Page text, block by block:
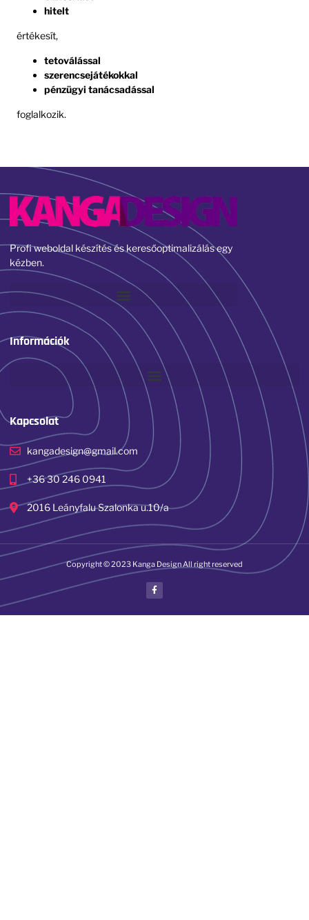
hitelt
értékesít,
tetoválással
szerencsejátékokkal
pénzügyi tanácsadással
foglalkozik.
Profi weboldal készítés és keresőoptimalizálás egy
kézben.
Információk
Kapcsolat
kangadesign@gmail.com
+36 30 246 0941
2016 Leányfalu Szalonka u.10/a
Copyright © 2023 Kanga Design All right reserved